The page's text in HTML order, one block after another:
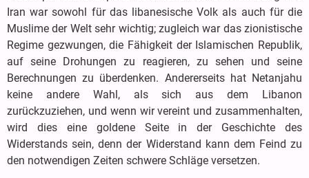
Iran war sowohl für das libanesische Volk als auch für die
Muslime der Welt sehr wichtig; zugleich war das zionistische
Regime gezwungen, die Fähigkeit der Islamischen Republik,
auf seine Drohungen zu reagieren, zu sehen und seine
Berechnungen zu überdenken. Andererseits hat Netanjahu
keine andere Wahl, als sich aus dem Libanon
zurückzuziehen, und wenn wir vereint und zusammenhalten,
wird dies eine goldene Seite in der Geschichte des
Widerstands sein, denn der Widerstand kann dem Feind zu
den notwendigen Zeiten schwere Schläge versetzen.